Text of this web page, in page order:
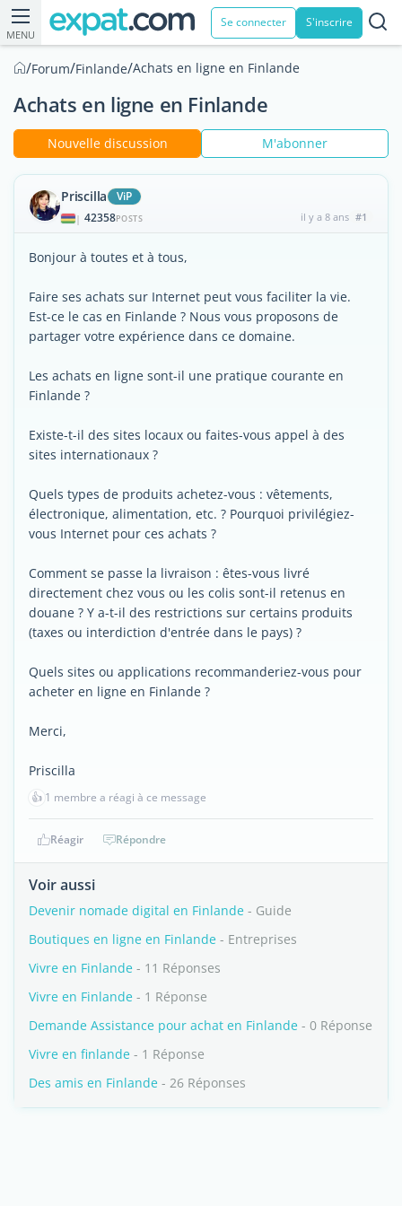
MENU
Se connecter S'inscrire
/Forum/Finlande/Achats en ligne en Finlande
Achats en ligne en Finlande
Nouvelle discussion M'abonner
Priscilla ViP
| 42358POSTS il y a 8 ans #1
Bonjour à toutes et à tous,
Faire ses achats sur Internet peut vous faciliter la vie.
Est-ce le cas en Finlande ? Nous vous proposons de
partager votre expérience dans ce domaine.
Les achats en ligne sont-il une pratique courante en
Finlande ?
Existe-t-il des sites locaux ou faites-vous appel à des
sites internationaux ?
Quels types de produits achetez-vous : vêtements,
électronique, alimentation, etc. ? Pourquoi privilégiez-
vous Internet pour ces achats ?
Comment se passe la livraison : êtes-vous livré
directement chez vous ou les colis sont-il retenus en
douane ? Y a-t-il des restrictions sur certains produits
(taxes ou interdiction d'entrée dans le pays) ?
Quels sites ou applications recommanderiez-vous pour
acheter en ligne en Finlande ?
Merci,
Priscilla
👍 1 membre a réagi à ce message
Réagir Répondre
Voir aussi
Devenir nomade digital en Finlande - Guide
Boutiques en ligne en Finlande - Entreprises
Vivre en Finlande - 11 Réponses
Vivre en Finlande - 1 Réponse
Demande Assistance pour achat en Finlande - 0 Réponse
Vivre en finlande - 1 Réponse
Des amis en Finlande - 26 Réponses